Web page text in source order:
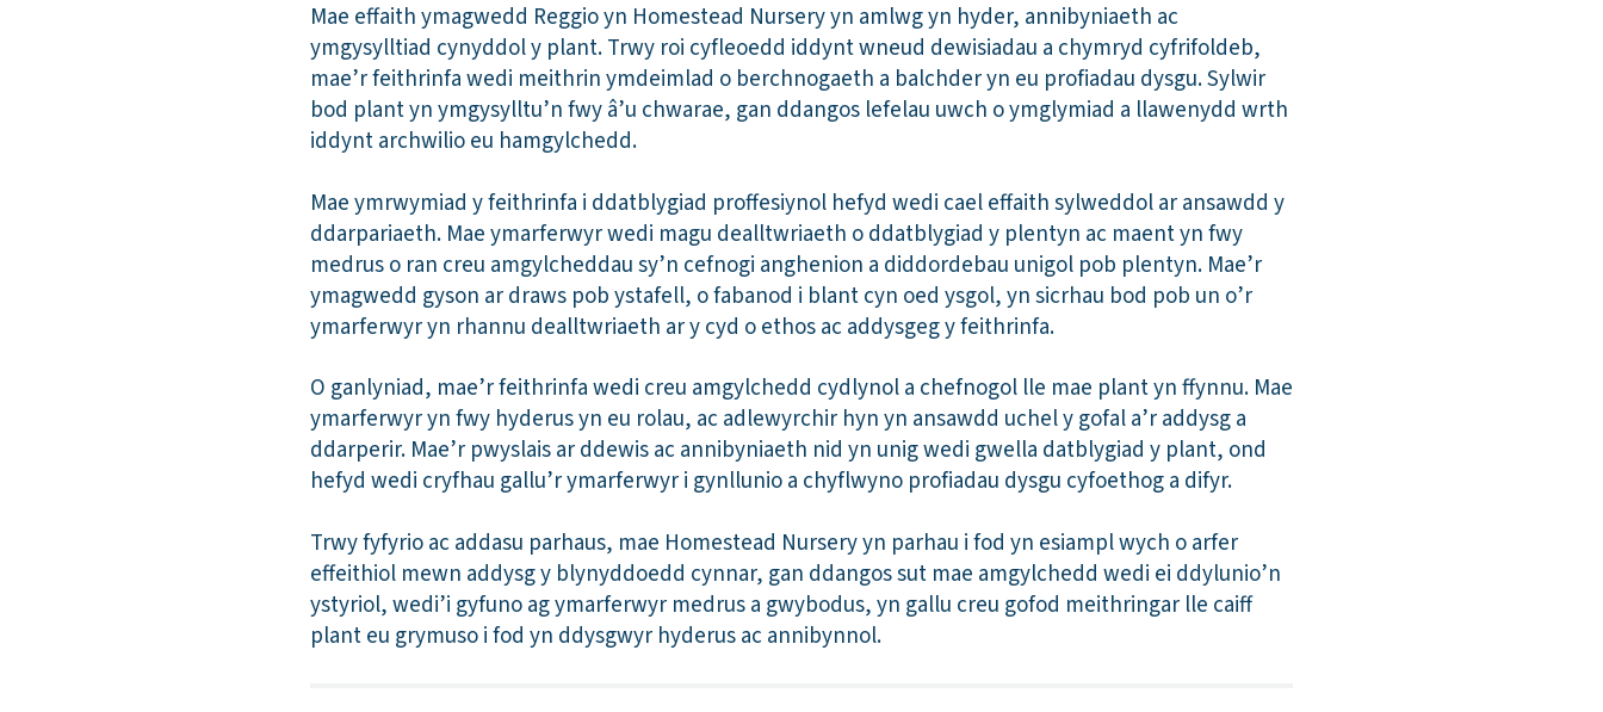
Mae effaith ymagwedd Reggio yn Homestead Nursery yn amlwg yn hyder, annibyniaeth ac
ymgysylltiad cynyddol y plant. Trwy roi cyfleoedd iddynt wneud dewisiadau a chymryd cyfrifoldeb,
mae’r feithrinfa wedi meithrin ymdeimlad o berchnogaeth a balchder yn eu profiadau dysgu. Sylwir
bod plant yn ymgysylltu’n fwy â’u chwarae, gan ddangos lefelau uwch o ymglymiad a llawenydd wrth
iddynt archwilio eu hamgylchedd.
Mae ymrwymiad y feithrinfa i ddatblygiad proffesiynol hefyd wedi cael effaith sylweddol ar ansawdd y
ddarpariaeth. Mae ymarferwyr wedi magu dealltwriaeth o ddatblygiad y plentyn ac maent yn fwy
medrus o ran creu amgylcheddau sy’n cefnogi anghenion a diddordebau unigol pob plentyn. Mae’r
ymagwedd gyson ar draws pob ystafell, o fabanod i blant cyn oed ysgol, yn sicrhau bod pob un o’r
ymarferwyr yn rhannu dealltwriaeth ar y cyd o ethos ac addysgeg y feithrinfa.
O ganlyniad, mae’r feithrinfa wedi creu amgylchedd cydlynol a chefnogol lle mae plant yn ffynnu. Mae
ymarferwyr yn fwy hyderus yn eu rolau, ac adlewyrchir hyn yn ansawdd uchel y gofal a’r addysg a
ddarperir. Mae’r pwyslais ar ddewis ac annibyniaeth nid yn unig wedi gwella datblygiad y plant, ond
hefyd wedi cryfhau gallu’r ymarferwyr i gynllunio a chyflwyno profiadau dysgu cyfoethog a difyr.
Trwy fyfyrio ac addasu parhaus, mae Homestead Nursery yn parhau i fod yn esiampl wych o arfer
effeithiol mewn addysg y blynyddoedd cynnar, gan ddangos sut mae amgylchedd wedi ei ddylunio’n
ystyriol, wedi’i gyfuno ag ymarferwyr medrus a gwybodus, yn gallu creu gofod meithringar lle caiff
plant eu grymuso i fod yn ddysgwyr hyderus ac annibynnol.